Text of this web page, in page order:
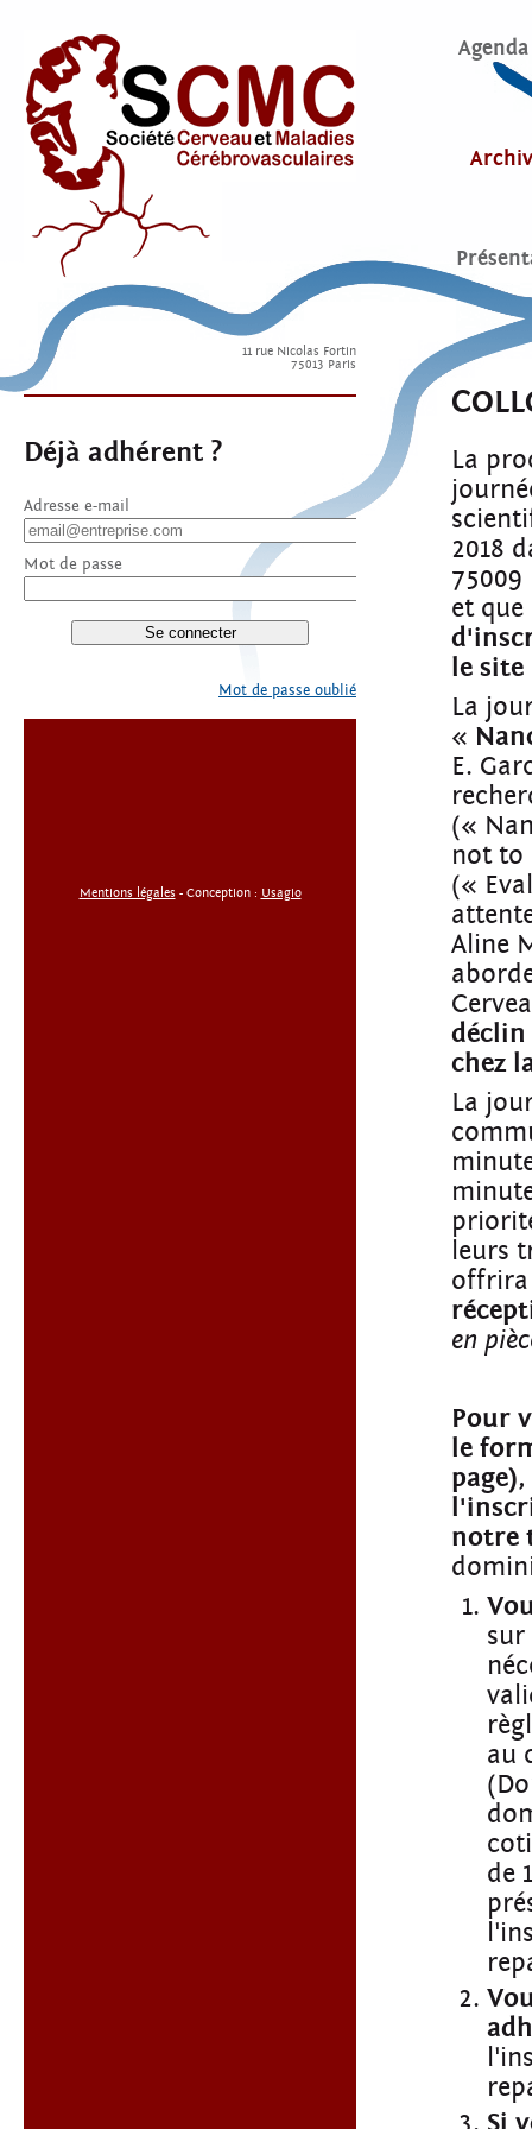
Agenda
11 rue Nicolas Fortin
75013 Paris
Déjà adhérent ?
Adresse e-mail
Mot de passe
Mot de passe oublié
Mentions légales - Conception : Usagio
La
2018
et
le
La
«
E.
(«
not to
(«
Aline
déclin
chez
La
leurs
offrira
en
Pour
le
notre
au
de
Si